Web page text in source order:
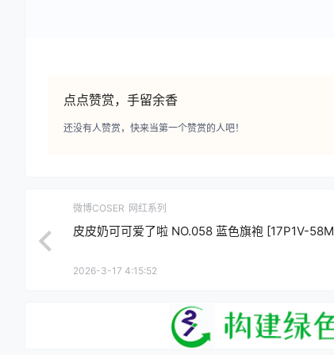
点点赞赏，手留余香
还没有人赞赏，快来当第一个赞赏的人吧！
微博COSER 网红系列
皮皮奶可可爱了啦 NO.058 蓝色旗袍 [17P1V-
2026-3-17 4:15:52